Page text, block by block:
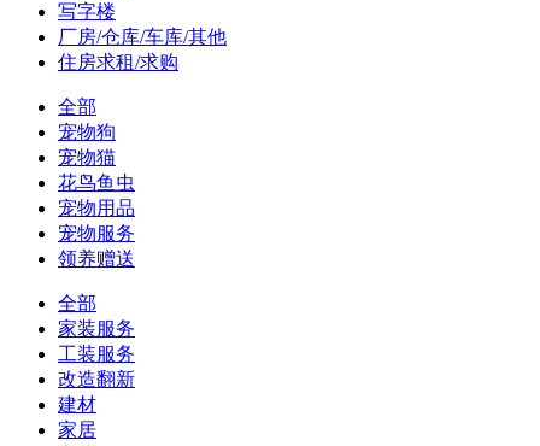
写字楼
厂房/仓库/车库/其他
住房求租/求购
全部
宠物狗
宠物猫
花鸟鱼虫
宠物用品
宠物服务
领养赠送
全部
家装服务
工装服务
改造翻新
建材
家居